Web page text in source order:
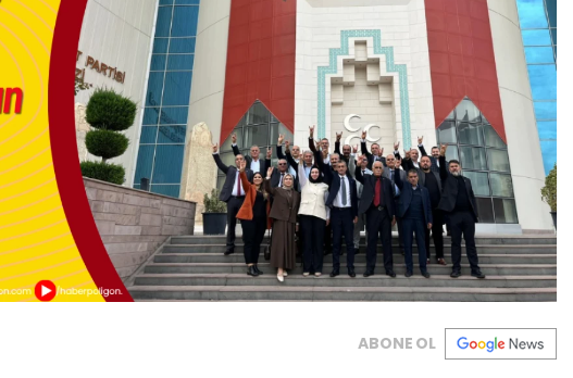
ABONE OL